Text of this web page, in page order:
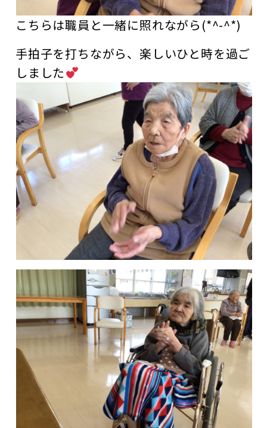
こちらは職員と一緒に照れながら(*^-^*)
手拍子を打ちながら、楽しいひと時を過ご
しました